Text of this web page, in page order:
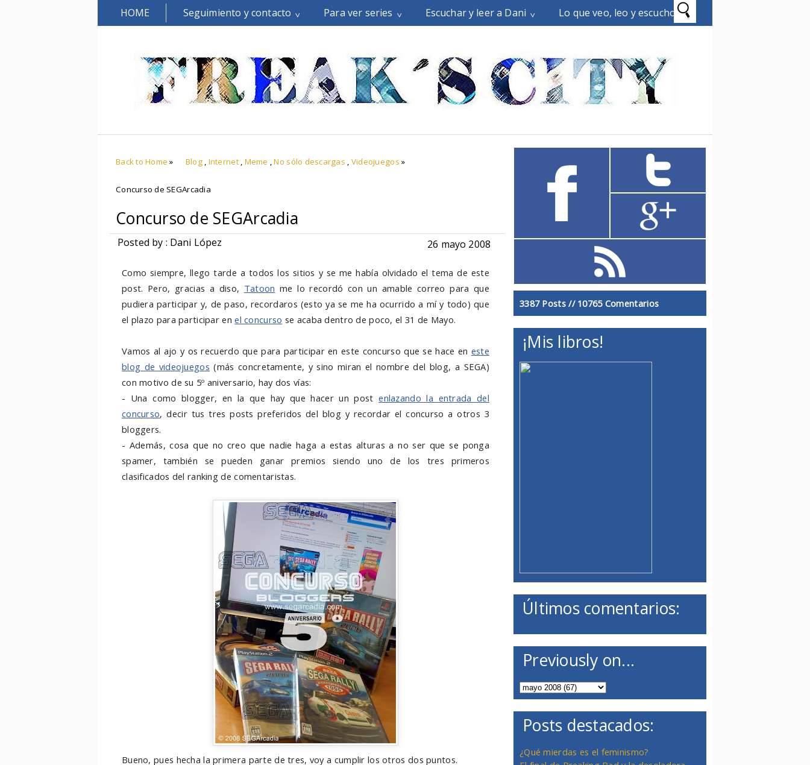
HOME Seguimiento y contacto Para ver series Escuchar y leer a Dani Lo que veo, leo y escucho
Back to Home » Blog, Internet, Meme ,No sólo descargas , Videojuegos »
Concurso de SEGArcadia
Concurso de SEGArcadia
Posted by : Dani López 26 mayo 2008
Como siempre, llego tarde a todos los sitios y se me había olvidado el tema de este
post. Pero, gracias a diso, Tatoon me lo recordó con un amable correo para que
pudiera participar y, de paso, recordaros (esto ya se me ha ocurrido a mí y todo) que
el plazo para participar enel concurso se acaba dentro de poco, el 31 de Mayo.
Vamos al ajo y os recuerdo que para participar en este concurso que se hace en este
blog de videojuegos (más concretamente, y sino miran el nombre del blog, a SEGA)
con motivo de su 5º aniversario, hay dos vías:
- Una como blogger, en la que hay que hacer un postenlazando la entrada del
concurso, decir tus tres posts preferidos del blog y recordar el concurso a otros 3
bloggers.
- Además, cosa que no creo que nadie haga a estas alturas a no ser que se ponga
spamer, también se pueden ganar premios siendo uno de los tres primeros
clasificados del ranking de comentaristas.
Bueno, pues hecha la primera parte de tres, voy a cumplir los otros dos puntos.
3387 Posts // 10765 Comentarios
¡Mis libros!
Últimos comentarios:
Previously on...
Posts destacados:
¿Qué mierdas es el feminismo?